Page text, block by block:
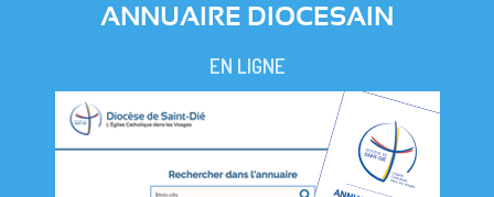
ANNUAIRE DIOCESAIN
EN LIGNE